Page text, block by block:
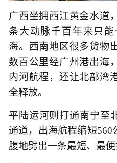
广西坐拥西江黄金水道
条大动脉千百年来只
海。西南地区很多货物
数百公里经广州港出海
内河航程，还让北部湾
全释放。
平陆运河则打通南宁至
通道，出海航程缩短560
腹地劈出一条最短、最便